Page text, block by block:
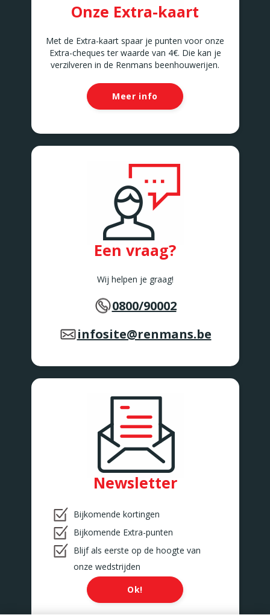
Onze Extra-kaart
Met de Extra-kaart spaar je punten voor onze
Extra-cheques ter waarde van 4€. Die kan je
verzilveren in de Renmans beenhouwerijen.
Meer info
Een vraag?
Wij helpen je graag!
0800/90002
infosite@renmans.be
Newsletter
Bijkomende kortingen
Bijkomende Extra-punten
Blijf als eerste op de hoogte van
onze wedstrijden
Ok!